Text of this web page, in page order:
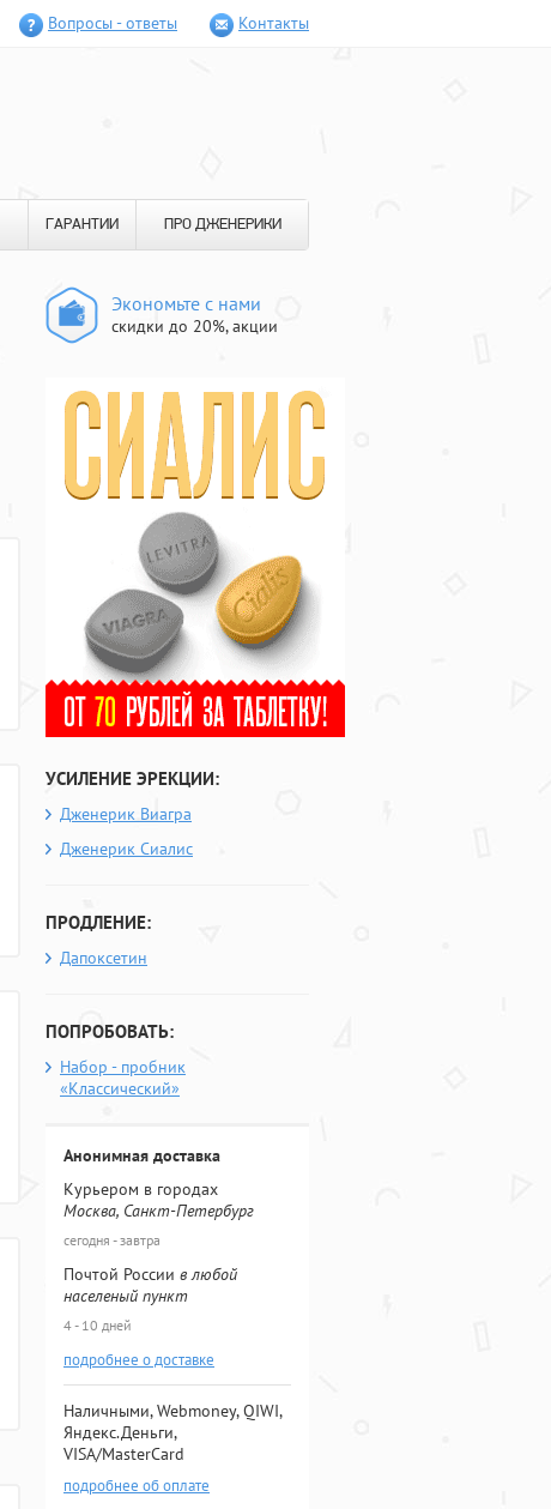
Вопросы - ответы Контакты
ГАРАНТИИ ПРО ДЖЕНЕРИКИ
Экономьте с нами
скидки до 20%, акции
УСИЛЕНИЕ ЭРЕКЦИИ:
Дженерик Виагра
Дженерик Сиалис
ПРОДЛЕНИЕ:
Дапоксетин
ПОПРОБОВАТЬ:
Набор - пробник
«Классический»
Анонимная доставка
Курьером в городах
Москва, Санкт-Петербург
сегодня - завтра
Почтой России в любой
населеный пункт
4 - 10 дней
подробнее о доставке
Наличными, Webmoney, QIWI,
Яндекс.Деньги,
VISA/MasterCard
подробнее об оплате